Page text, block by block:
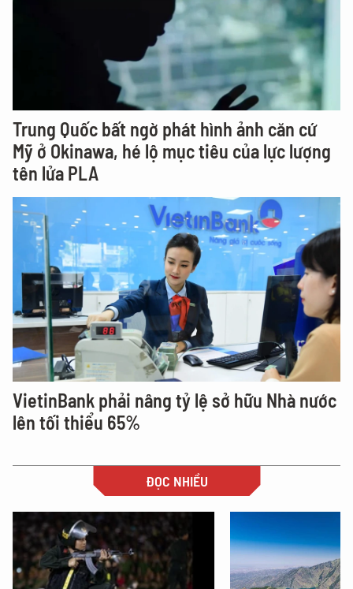
Trung Quốc bất ngờ phát hình ảnh căn cứ
Mỹ ở Okinawa, hé lộ mục tiêu của lực lượng
tên lửa PLA
VietinBank phải nâng tỷ lệ sở hữu Nhà nước
lên tối thiểu 65%
ĐỌC NHIỀU